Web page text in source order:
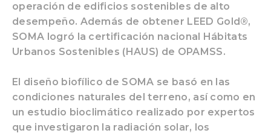
operación de edificios sostenibles de alto
desempeño. Además de obtener LEED Gold®,
SOMA logró la certificación nacional Hábitats
Urbanos Sostenibles (HAUS) de OPAMSS.
El diseño biofílico de SOMA se basó en las
condiciones naturales del terreno, así como en
un estudio bioclimático realizado por expertos
que investigaron la radiación solar, los